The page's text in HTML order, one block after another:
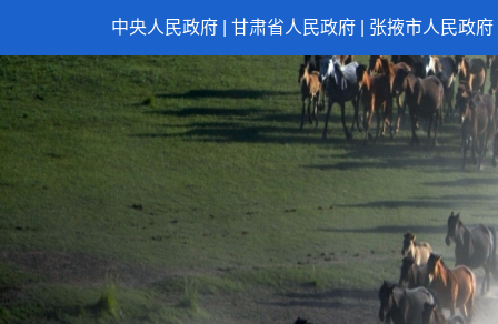
中央人民政府 甘肃省人民政府 张掖市人民政府